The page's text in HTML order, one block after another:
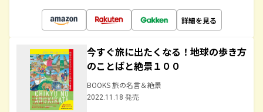
詳細を見る
今すぐ旅に出たくなる！地球の歩き方
のことばと絶景１００
BOOKS 旅の名言＆絶景
2022.11.18 発売